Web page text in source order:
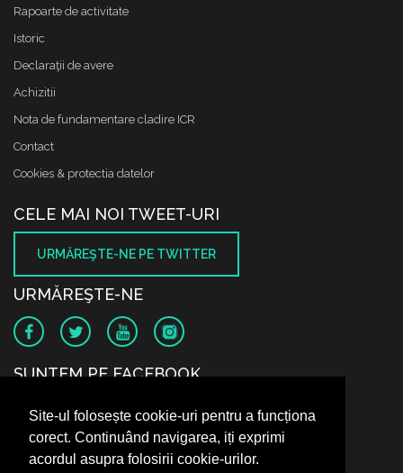
Site-ul folosește cookie-uri pentru a funcționa
corect. Continuând navigarea, iți exprimi
acordul asupra folosirii cookie-urilor.
Rapoarte de activitate
Istoric
Declaraţii de avere
Achizitii
Nota de fundamentare cladire ICR
Contact
Cookies & protectia datelor
CELE MAI NOI TWEET-URI
URMĂREŞTE-NE PE TWITTER
URMĂREŞTE-NE
SUNTEM PE FACEBOOK